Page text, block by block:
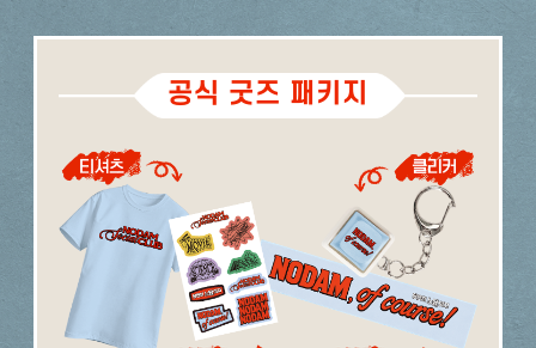
공식 굿즈 패키지